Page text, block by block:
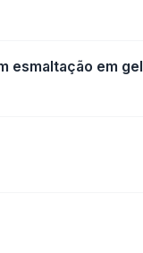
esmaltação em gel